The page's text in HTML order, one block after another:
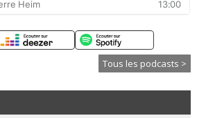
Tous les podcasts >